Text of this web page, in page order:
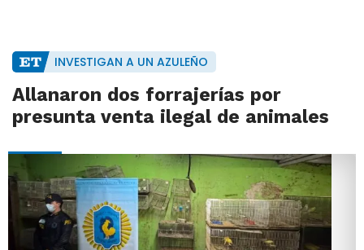
INVESTIGAN A UN AZULEÑO
Allanaron dos forrajerías por
presunta venta ilegal de animales